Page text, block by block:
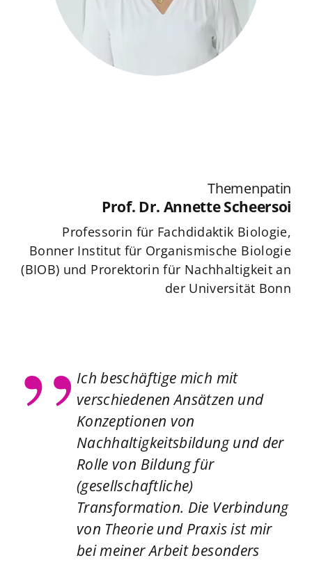
Ich beschäftige mich mit
verschiedenen Ansätzen und
Konzeptionen von
Nachhaltigkeitsbildung und der
Rolle von Bildung für
(gesellschaftliche)
Transformation. Die Verbindung
von Theorie und Praxis ist mir
bei meiner Arbeit besonders
Themenpatin
Prof. Dr. Annette Scheersoi
Professorin für Fachdidaktik Biologie,
Bonner Institut für Organismische Biologie
(BIOB) und Prorektorin für Nachhaltigkeit an
der Universität Bonn